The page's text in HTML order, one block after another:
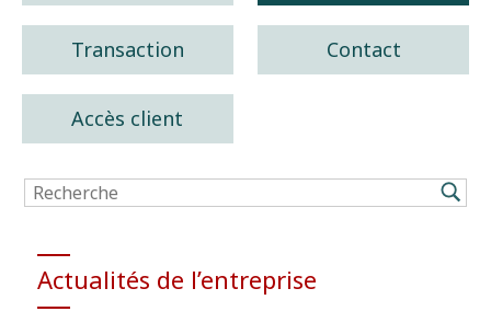
Transaction Contact
Accès client
Actualités de l’entreprise